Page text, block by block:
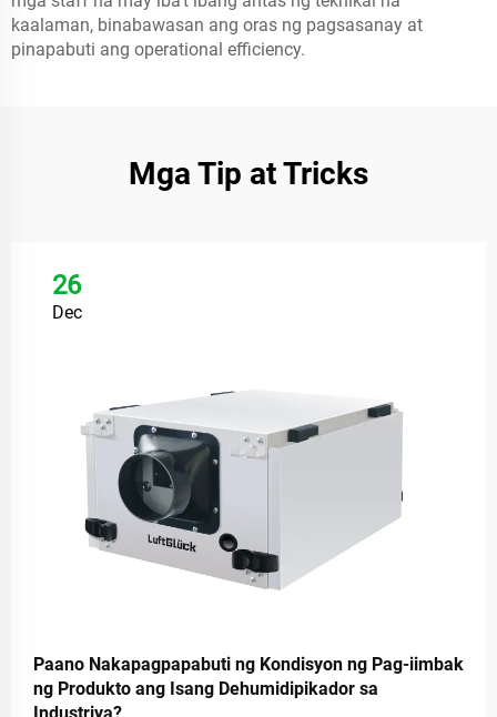
kaalaman, binabawasan ang oras ng pagsasanay at
pinapabuti ang operational efficiency.
Mga Tip at Tricks
26
Dec
Paano Nakapagpapabuti ng Kondisyon ng Pag-iimbak
ng Produkto ang Isang Dehumidipikador sa